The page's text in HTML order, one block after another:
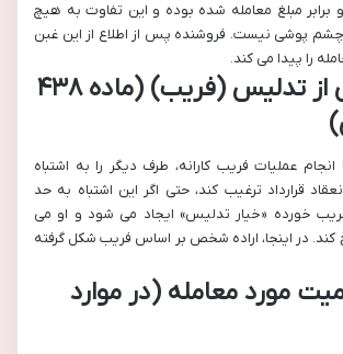
برابر مبلغ معامله شده بوده و این تفاوت به هیچ
پوشی نیست. فروشنده پس از اطلاع از این غبن
را پیدا می کند.
اشتباه ناشی از تدلیس (فریب) (ماده ۴۳۸
انجام عملیات فریب کارانه، طرف دیگر را به اشتباه
قرارداد ترغیب کند، حتی اگر این اشتباه به حد
فریب خورده «خیار تدلیس» ایجاد می شود و او می
کند. در اینجا، اراده شخص بر اساس فریب شکل گرفته
مورد معامله (در موارد